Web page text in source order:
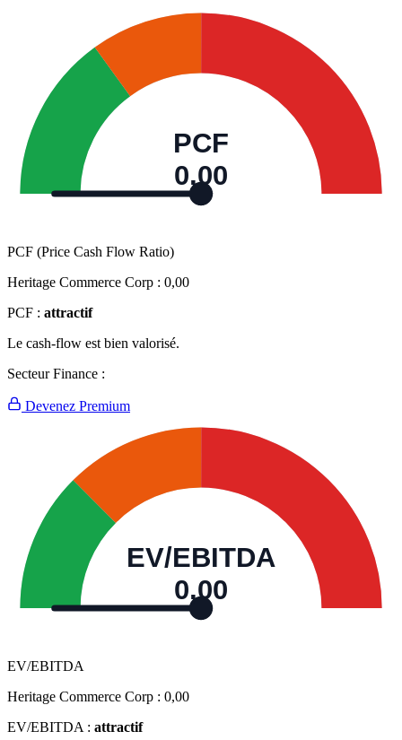
PCF
0,00
PCF (Price Cash Flow Ratio)
Heritage Commerce Corp : 0,00
PCF : attractif
Le cash-flow est bien valorisé.
Secteur Finance :
Devenez Premium
EV/EBITDA
0,00
EV/EBITDA
Heritage Commerce Corp : 0,00
EV/EBITDA : attractif